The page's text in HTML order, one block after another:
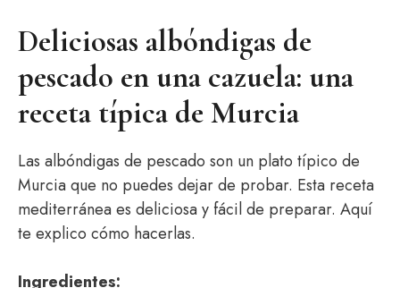
Deliciosas albóndigas de
pescado en una cazuela: una
receta típica de Murcia
Las albóndigas de pescado son un plato típico de
Murcia que no puedes dejar de probar. Esta receta
mediterránea es deliciosa y fácil de preparar. Aquí
te explico cómo hacerlas.
Ingredientes: